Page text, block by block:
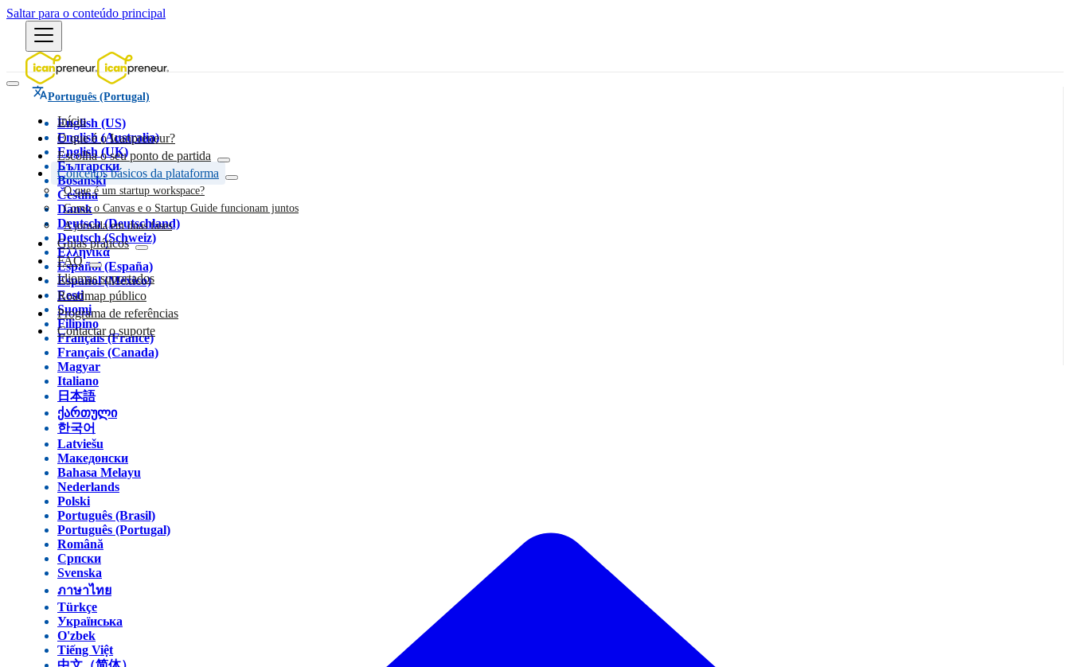
Saltar para o conteúdo principal
Português (Portugal)
English (US)
English (Australia)
English (UK)
Български
Bosanski
Čeština
Dansk
Deutsch (Deutschland)
Deutsch (Schweiz)
Ελληνικά
Español (España)
Español (México)
Eesti
Suomi
Filipino
Français (France)
Français (Canada)
Magyar
Italiano
日本語
ქართული
한국어
Latviešu
Македонски
Bahasa Melayu
Nederlands
Polski
Português (Brasil)
Português (Portugal)
Română
Српски
Svenska
ภาษาไทย
Türkçe
Українська
O'zbek
Tiếng Việt
Início
O que é o Icanpreneur?
Escolha o seu ponto de partida
Conceitos básicos da plataforma
O que é um startup workspace?
Como o Canvas e o Startup Guide funcionam juntos
A jornada em duas fases
Guias práticos
FAQ
Idiomas suportados
Roadmap público
Programa de referências
Contactar o suporte